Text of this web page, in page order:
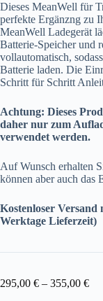
Dieses MeanWell für
perfekte Ergänzng zu
MeanWell Ladegerät
Batterie-Speicher und
vollautomatisch,
Batterie laden. Die
Schritt für Schritt
Achtung: Dieses
daher nur zum
verwendet werden.
Auf Wunsch erhalten
können aber auch das
Kostenloser Versand
Werktage Lieferzeit)
295,00 € – 355,00 €